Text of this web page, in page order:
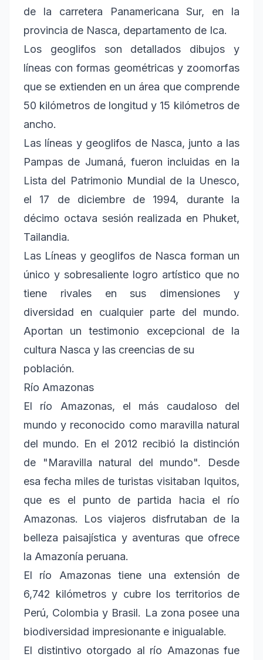
de la carretera Panamericana Sur, en la
provincia de Nasca, departamento de Ica.
Los geoglifos son detallados dibujos y
líneas con formas geométricas y zoomorfas
que se extienden en un área que comprende
50 kilómetros de longitud y 15 kilómetros de
ancho.
Las líneas y geoglifos de Nasca, junto a las
Pampas de Jumaná, fueron incluidas en la
Lista del Patrimonio Mundial de la Unesco,
el 17 de diciembre de 1994, durante la
décimo octava sesión realizada en Phuket,
Tailandia.
Las Líneas y geoglifos de Nasca forman un
único y sobresaliente logro artístico que no
tiene rivales en sus dimensiones y
diversidad en cualquier parte del mundo.
Aportan un testimonio excepcional de la
cultura Nasca y las creencias de su
población.
Río Amazonas
El río Amazonas, el más caudaloso del
mundo y reconocido como maravilla natural
del mundo. En el 2012 recibió la distinción
de "Maravilla natural del mundo". Desde
esa fecha miles de turistas visitaban Iquitos,
que es el punto de partida hacia el río
Amazonas. Los viajeros disfrutaban de la
belleza paisajística y aventuras que ofrece
la Amazonía peruana.
El río Amazonas tiene una extensión de
6,742 kilómetros y cubre los territorios de
Perú, Colombia y Brasil. La zona posee una
biodiversidad impresionante e inigualable.
El distintivo otorgado al río Amazonas fue